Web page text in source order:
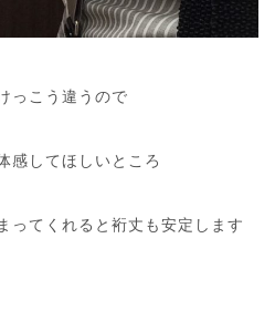
っこう違うので
感してほしいところ
ってくれると裄丈も安定します